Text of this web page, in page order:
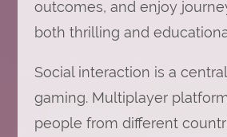
outcomes, and enjoy
both thrilling and
Social interaction is a
gaming. Multiplayer
people from different